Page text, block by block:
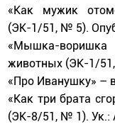
«Как мужик
(ЭК-1/51, № 5).
«Мышка-
животных (ЭК-1/
«Про Иванушку» –
«Как три брата
(ЭК-8/51, № 1). Ук.: